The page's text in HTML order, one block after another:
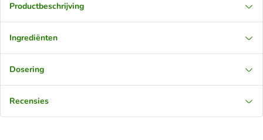
Productbeschrijving
Ingrediënten
Dosering
Recensies